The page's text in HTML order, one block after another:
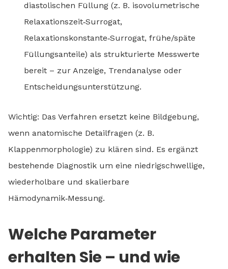
diastolischen Füllung (z. B. isovolumetrische
Relaxationszeit‑Surrogat,
Relaxationskonstante‑Surrogat, frühe/späte
Füllungsanteile) als strukturierte Messwerte
bereit – zur Anzeige, Trendanalyse oder
Entscheidungsunterstützung.
Wichtig: Das Verfahren ersetzt keine Bildgebung,
wenn anatomische Detailfragen (z. B.
Klappenmorphologie) zu klären sind. Es ergänzt
bestehende Diagnostik um eine niedrigschwellige,
wiederholbare und skalierbare
Hämodynamik‑Messung.
Welche Parameter
erhalten Sie – und wie